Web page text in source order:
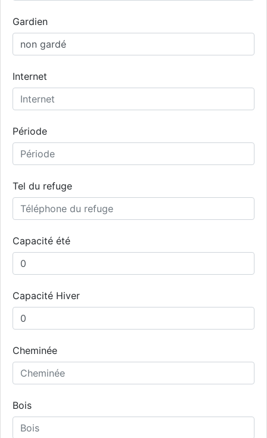
Gardien
Internet
Période
Tel du refuge
Capacité été
Capacité Hiver
Cheminée
Bois